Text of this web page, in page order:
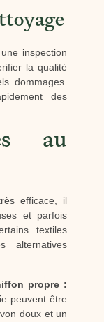
inspection
la qualité
dommages.
des
au
efficace, il
et parfois
textiles
alternatives
propre :
peuvent être
doux et un